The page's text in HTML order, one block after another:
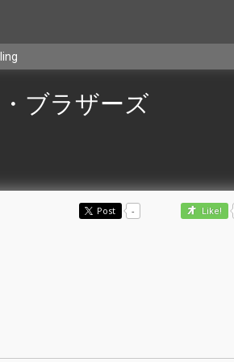
ブラザーズ
Post - Like!